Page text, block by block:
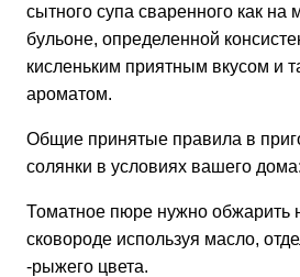
сытного супа сваренного как
бульоне, определенной
кисленьким приятным вкусом и
ароматом.
Общие принятые правила в
солянки в условиях вашего дома:
Томатное пюре нужно обжарить
сковороде используя масло,
-рыжего цвета.